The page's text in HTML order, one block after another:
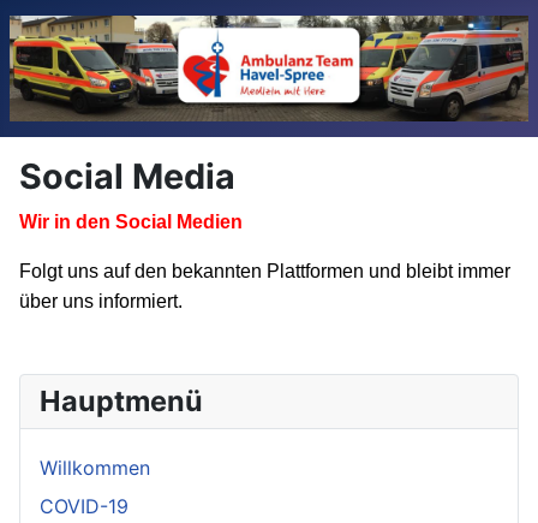
Social Media
Wir in den Social Medien
Folgt uns auf den bekannten Plattformen und bleibt immer
über uns informiert.
Hauptmenü
Willkommen
COVID-19